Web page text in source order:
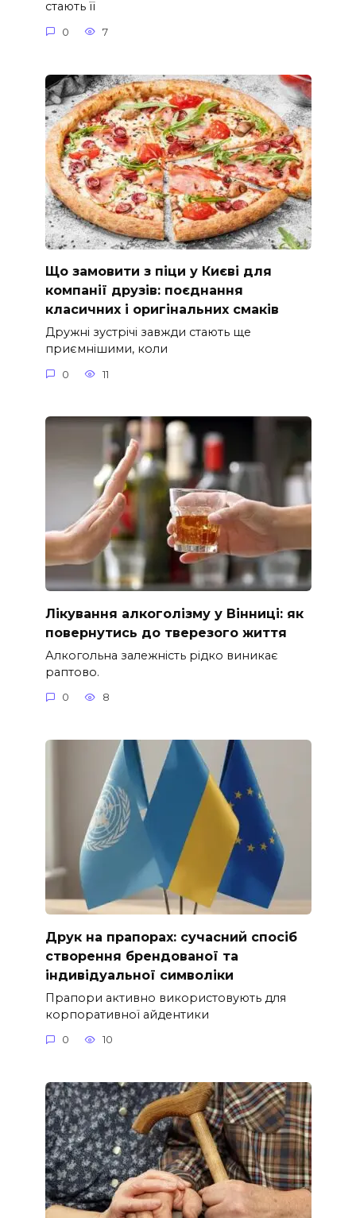
стають її
0 7
Що замовити з піци у Києві для
компанії друзів: поєднання
класичних і оригінальних смаків
Дружні зустрічі завжди стають ще
приємнішими, коли
0 11
Лікування алкоголізму у Вінниці: як
повернутись до тверезого життя
Алкогольна залежність рідко виникає
раптово.
0 8
Друк на прапорах: сучасний спосіб
створення брендованої та
індивідуальної символіки
Прапори активно використовують для
корпоративної айдентики
0 10